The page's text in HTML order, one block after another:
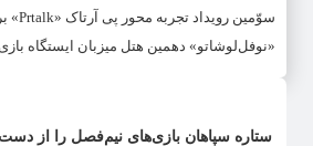
سوّمین رویداد تجربه محور پی آرتاک «Prtalk» برگزار شد
«نوفل‌لوشاتو» دهمین هتل میزبان ایستگاه
ستاره سپاهان بازی‌های نیم‌فصل را از دست